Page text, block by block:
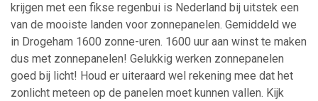
krijgen met een fikse regenbui is Nederland bij uitstek een
van de mooiste landen voor zonnepanelen. Gemiddeld we
in Drogeham 1600 zonne-uren. 1600 uur aan winst te maken
dus met zonnepanelen! Gelukkig werken zonnepanelen
goed bij licht! Houd er uiteraard wel rekening mee dat het
zonlicht meteen op de panelen moet kunnen vallen. Kijk